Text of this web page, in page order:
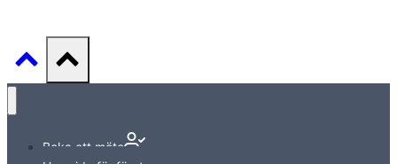
Boka ett möte